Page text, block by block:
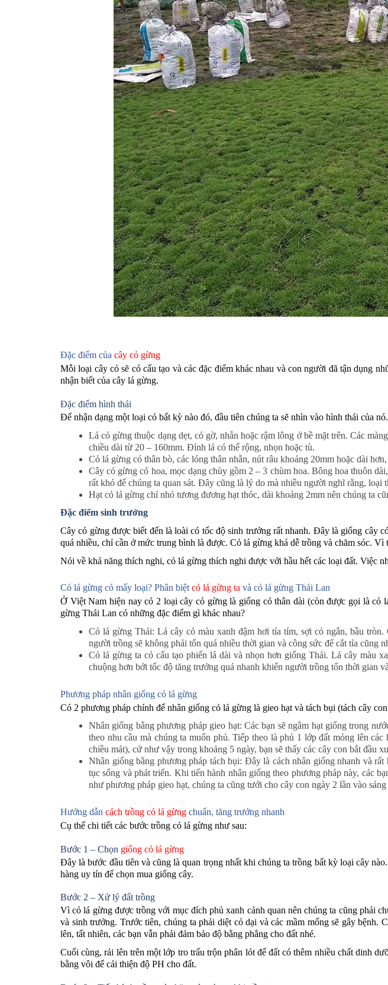
Đặc điểm của cây cỏ gừng
Mỗi loại cây cỏ sẽ có cấu tạo và các đặc điểm khác nhau và con người đã tận dụng
nhận biết của cây lá gừng.
Đặc điểm hình thái
Để nhận dạng một loại cỏ bất kỳ nào đó, đầu tiên chúng ta sẽ nhìn vào hình thái của
Lá cỏ gừng thuộc dạng dẹt, có gờ, nhẵn hoặc rậm lông ở bề mặt trên. Các
chiều dài từ 20 – 160mm. Đỉnh lá có thể rộng, nhọn hoặc tù.
Cỏ lá gừng có thân bò, các lóng thân nhẵn, nút râu khoảng 20mm hoặc dài
Cây cỏ gừng có hoa, mọc dạng chùy gồm 2 – 3 chùm hoa. Bông hoa thuôn
rất khó để chúng ta quan sát. Đây cũng là lý do mà nhiều người nghĩ rằng, loại
Hạt cỏ lá gừng chỉ nhỏ tương đương hạt thóc, dài khoảng 2mm nên chúng ta
Đặc điểm sinh trưởng
Cây cỏ gừng được biết đến là loài có tốc độ sinh trưởng rất nhanh. Đây là giống cây
quá nhiều, chỉ cần ở mức trung bình là được. Cỏ lá gừng khá dễ trồng và chăm sóc.
Nói về khả năng thích nghi, cỏ lá gừng thích nghi được với hầu hết các loại đất. Việc
Cỏ lá gừng có mấy loại? Phân biệt cỏ lá gừng ta và cỏ lá gừng Thái Lan
Ở Việt Nam hiện nay có 2 loại cây cỏ gừng là giống cỏ thân dài (còn được gọi là
gừng Thái Lan có những đặc điểm gì khác nhau?
Cỏ lá gừng Thái: Lá cây có màu xanh đậm hơi tía tím, sợi cỏ ngắn, bầu
người trồng sẽ không phải tốn quá nhiều thời gian và công sức để cắt tỉa cũng
Cỏ lá gừng ta có cấu tạo phiến lá dài và nhọn hơn giống Thái. Lá cây màu
chuộng hơn bởi tốc độ tăng trưởng quá nhanh khiến người trồng tốn thời gian
Phương pháp nhân giống cỏ lá gừng
Có 2 phương pháp chính để nhân giống cỏ lá gừng là gieo hạt và tách bụi (tách cây
Nhân giống bằng phương pháp gieo hạt: Các bạn sẽ ngâm hạt giống trong
theo nhu cầu mà chúng ta muốn phủ. Tiếp theo là phủ 1 lớp đất mỏng lên
chiều mát), cứ như vậy trong khoảng 5 ngày, bạn sẽ thấy các cây con bắt đầu
Nhân giống bằng phương pháp tách bụi: Đây là cách nhân giống nhanh và
tục sống và phát triển. Khi tiến hành nhân giống theo phương pháp này, các
như phương pháp gieo hạt, chúng ta cũng tưới cho cây con ngày 2 lần vào
Hướng dẫn cách trồng cỏ lá gừng chuẩn, tăng trưởng nhanh
Cụ thể chi tiết các bước trồng cỏ lá gừng như sau:
Bước 1 – Chọn giống cỏ lá gừng
Đây là bước đầu tiên và cũng là quan trọng nhất khi chúng ta trồng bất kỳ loại cây
hàng uy tín để chọn mua giống cây.
Bước 2 – Xử lý đất trồng
Vì cỏ lá gừng được trồng với mục đích phủ xanh cảnh quan nên chúng ta cũng phải
và sinh trưởng. Trước tiên, chúng ta phải diệt cỏ dại và các mầm mống sẽ gây
lên, tất nhiên, các bạn vẫn phải đảm bảo độ bằng phẳng cho đất nhé.
Cuối cùng, rải lên trên một lớp tro trấu trộn phân lót để đất có thêm nhiều chất dinh
bằng vôi để cải thiện độ PH cho đất.